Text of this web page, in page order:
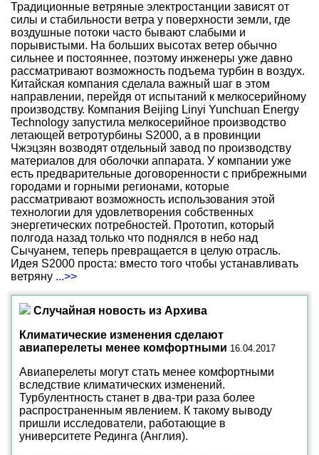
Традиционные ветряные электростанции зависят от
силы и стабильности ветра у поверхности земли, где
воздушные потоки часто бывают слабыми и
порывистыми. На больших высотах ветер обычно
сильнее и постояннее, поэтому инженеры уже давно
рассматривают возможность подъема турбин в воздух.
Китайская компания сделала важный шаг в этом
направлении, перейдя от испытаний к мелкосерийному
производству. Компания Beijing Linyi Yunchuan Energy
Technology запустила мелкосерийное производство
летающей ветротурбины S2000, а в провинции
Чжэцзян возводят отдельный завод по производству
материалов для оболочки аппарата. У компании уже
есть предварительные договоренности с прибрежными
городами и горными регионами, которые
рассматривают возможность использования этой
технологии для удовлетворения собственных
энергетических потребностей. Прототип, который
полгода назад только что поднялся в небо над
Сычуанем, теперь превращается в целую отрасль.
Идея S2000 проста: вместо того чтобы устанавливать
ветряну ...>>
Случайная новость из Архива
Климатические изменения сделают
авиаперелеты менее комфортными 16.04.2017
Авиаперелеты могут стать менее комфортными
вследствие климатических изменений.
Турбулентность станет в два-три раза более
распространенным явлением. К такому выводу
пришли исследователи, работающие в
университете Рединга (Англия).